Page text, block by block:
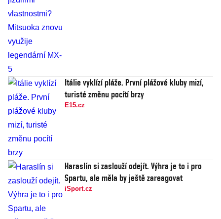
Itálie vyklízí pláže. První plážové kluby mizí,
turisté změnu pocítí brzy
E15.cz
Haraslín si zaslouží odejít. Výhra je to i pro
Spartu, ale měla by ještě zareagovat
iSport.cz